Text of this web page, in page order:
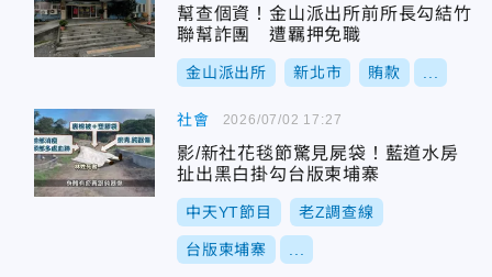
幫查個資！金山派出所前所長勾結竹
聯幫詐團 遭羈押免職
金山派出所 新北市 賄款
社會
影/新社花毯節驚見屍袋！藍道水房
扯出黑白掛勾台版柬埔寨
中天YT節目 老Z調查線
台版柬埔寨
2026/07/02 17:27